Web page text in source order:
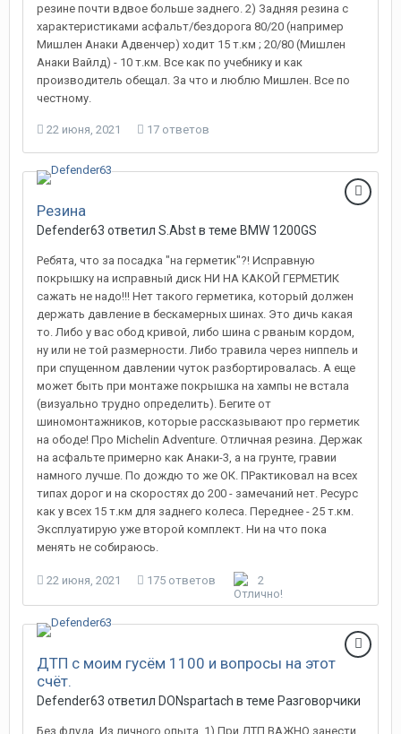
резине почти вдвое больше заднего. 2) Задняя резина с
характеристиками асфальт/бездорога 80/20 (например
Мишлен Анаки Адвенчер) ходит 15 т.км ; 20/80 (Мишлен
Анаки Вайлд) - 10 т.км. Все как по учебнику и как
производитель обещал. За что и люблю Мишлен. Все по
честному.
22 июня, 2021 17 ответов
Резина
Defender63 ответил S.Abst в теме BMW 1200GS
Ребята, что за посадка "на герметик"?! Исправную
покрышку на исправный диск НИ НА КАКОЙ ГЕРМЕТИК
сажать не надо!!! Нет такого герметика, который должен
держать давление в бескамерных шинах. Это дичь какая
то. Либо у вас обод кривой, либо шина с рваным кордом,
ну или не той размерности. Либо травила через ниппель и
при спущенном давлении чуток разбортировалась. А еще
может быть при монтаже покрышка на хампы не встала
(визуально трудно определить). Бегите от
шиномонтажников, которые рассказывают про герметик
на ободе! Про Michelin Adventure. Отличная резина. Держак
на асфальте примерно как Анаки-3, а на грунте, гравии
намного лучше. По дождю то же ОК. ПРактиковал на всех
типах дорог и на скоростях до 200 - замечаний нет. Ресурс
как у всех 15 т.км для заднего колеса. Переднее - 25 т.км.
Эксплуатирую уже второй комплект. Ни на что пока
менять не собираюсь.
22 июня, 2021 175 ответов 2
ДТП с моим гусём 1100 и вопросы на этот
счёт.
Defender63 ответил DONspartach в теме Разговорчики
Без флуда. Из личного опыта. 1) При ДТП ВАЖНО занести